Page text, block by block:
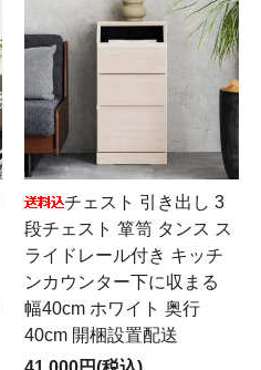
チェスト 引き出し 3
段チェスト 箪笥 タンス ス
ライドレール付き キッチ
ンカウンター下に収まる
幅40cm ホワイト 奥行
40cm 開梱設置配送